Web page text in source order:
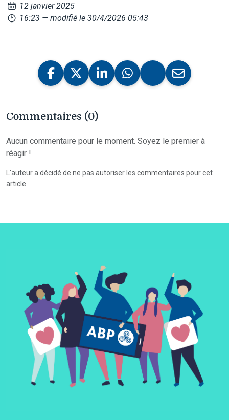
12 janvier 2025
16:23 — modifié le 30/4/2026 05:43
Commentaires (0)
Aucun commentaire pour le moment. Soyez le premier à
réagir !
L'auteur a décidé de ne pas autoriser les commentaires pour cet
article.